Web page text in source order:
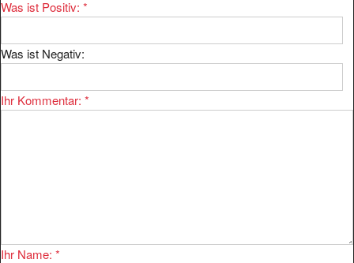
Was ist Positiv: *
Was ist Negativ:
Ihr Kommentar: *
Ihr Name: *